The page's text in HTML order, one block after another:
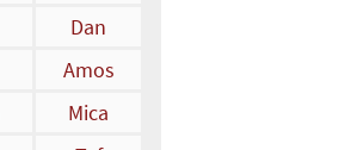
Dan
Amos
Mica